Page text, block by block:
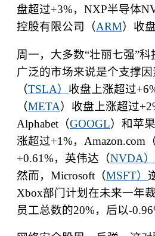
盘超过+3%， NXP半导体
控股有限公司（ARM）收
周一，大多数“壮丽七强”科
广泛的市场来说是个支撑
（TSLA） 收盘上涨超过
（META）收盘上涨超过
Alphabet （GOOGL）和苹
涨超过+1%， Amazon.com
+0.61%，英伟达（NVDA）
然而， Microsoft （MSFT）
Xbox部门计划在未来一年
员工总数的20%，后以-